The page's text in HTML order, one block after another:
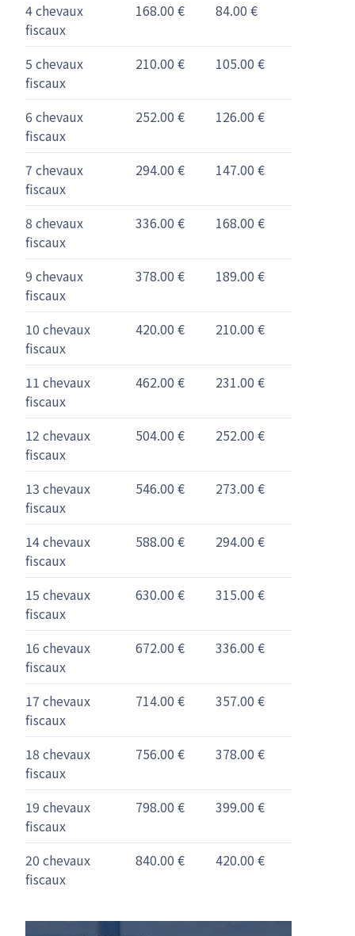
4 chevaux
fiscaux
168.00 € 84.00 €
5 chevaux
fiscaux
210.00 € 105.00 €
6 chevaux
fiscaux
252.00 € 126.00 €
7 chevaux
fiscaux
294.00 € 147.00 €
8 chevaux
fiscaux
336.00 € 168.00 €
9 chevaux
fiscaux
378.00 € 189.00 €
10 chevaux
fiscaux
420.00 € 210.00 €
11 chevaux
fiscaux
462.00 € 231.00 €
12 chevaux
fiscaux
504.00 € 252.00 €
13 chevaux
fiscaux
546.00 € 273.00 €
14 chevaux
fiscaux
588.00 € 294.00 €
15 chevaux
fiscaux
630.00 € 315.00 €
16 chevaux
fiscaux
672.00 € 336.00 €
17 chevaux
fiscaux
714.00 € 357.00 €
18 chevaux
fiscaux
756.00 € 378.00 €
19 chevaux
fiscaux
798.00 € 399.00 €
20 chevaux
fiscaux
840.00 € 420.00 €